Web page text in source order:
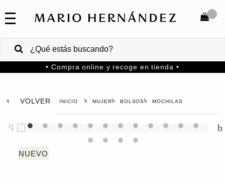
COLECCIONES
VENTAS
CORPORATIVAS
COMPRAR
• Compra online y recoge en tienda •
VOLVER MUJER BOLSOS MOCHILAS